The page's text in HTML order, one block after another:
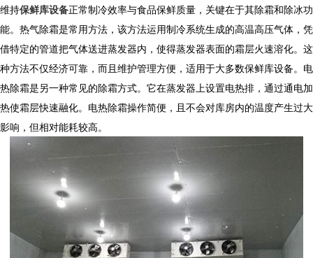
维持保鲜库设备正常制冷效率与食品保鲜质量，关键在于其除霜和除冰功
能。热气除霜是常用方法，该方法运用制冷系统生成的高温高压气体，凭
借特定的管道把气体送进蒸发器内，使得蒸发器表面的霜层火速溶化。这
种方法不仅经济可靠，而且维护管理方便，适用于大多数保鲜库设备。电
热除霜是另一种常见的除霜方式。它在蒸发器上设置电热排，通过通电加
热使霜层快速融化。电热除霜操作简便，且不会对库房内的温度产生过大
影响，但相对能耗较高。